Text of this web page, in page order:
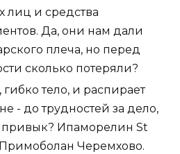
лиц и средства
Да, они нам дали
плеча, но перед
сколько потеряли?
тело, и распирает
- до трудностей за дело,
привык? Ипаморелин St
Черемхово.